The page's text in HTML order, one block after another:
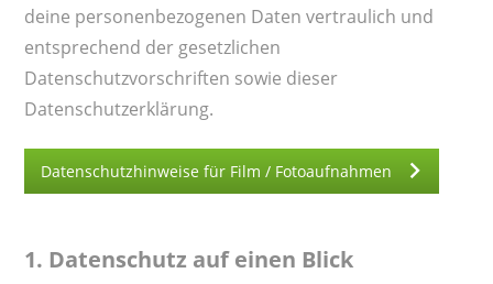
deine personenbezogenen Daten vertraulich und
entsprechend der gesetzlichen
Datenschutzvorschriften sowie dieser
Datenschutzerklärung.
Datenschutzhinweise für Film / Fotoaufnahmen
1. Datenschutz auf einen Blick